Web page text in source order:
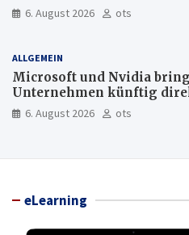
medizinische
6. August 2026 ots
ALLGEMEIN
Microsoft und Nvidia
Unternehmen künftig
läuft und was weiter in der
6. August 2026 ots
eLearning